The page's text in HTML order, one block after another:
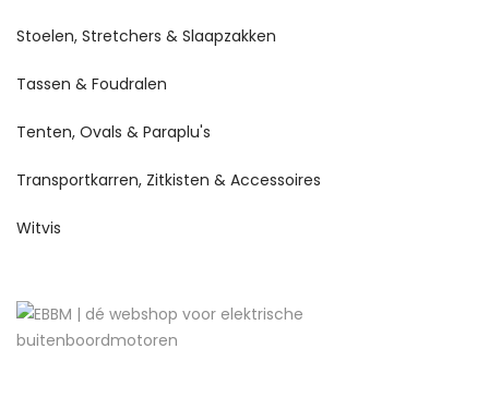
Stoelen, Stretchers & Slaapzakken
Tassen & Foudralen
Tenten, Ovals & Paraplu's
Transportkarren, Zitkisten & Accessoires
Witvis